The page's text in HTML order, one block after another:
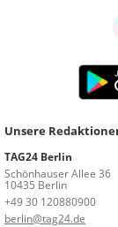
Unsere
TAG24 Berlin
Schönhauser Allee 36
10435 Berlin
+49 30 120880900
berlin@tag24.de